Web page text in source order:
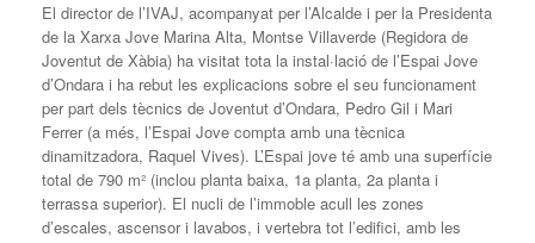
El director de l’IVAJ, acompanyat per l’Alcalde i per la Presidenta
de la Xarxa Jove Marina Alta, Montse Villaverde (Regidora de
Joventut de Xàbia) ha visitat tota la instal·lació de l’Espai Jove
d’Ondara i ha rebut les explicacions sobre el seu funcionament
per part dels tècnics de Joventut d’Ondara, Pedro Gil i Mari
Ferrer (a més, l’Espai Jove compta amb una tècnica
dinamitzadora, Raquel Vives). L’Espai jove té amb una superfície
total de 790 m² (inclou planta baixa, 1a planta, 2a planta i
terrassa superior). El nucli de l’immoble acull les zones
d’escales, ascensor i lavabos, i vertebra tot l’edifici, amb les